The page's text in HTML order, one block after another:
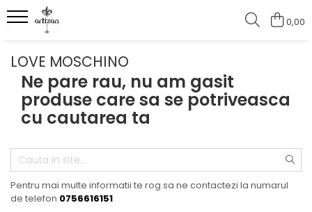
Cadouri pentru barbati
Costume
Sacouri
Batiste
Bratari
Butoni camasa
Accesorii
Curele
0,00
LOVE MOSCHINO
Ne pare rau, nu am gasit
produse care sa se potriveasca
cu cautarea ta
Pentru mai multe informatii te rog sa ne contactezi la numarul
de telefon 0756616151